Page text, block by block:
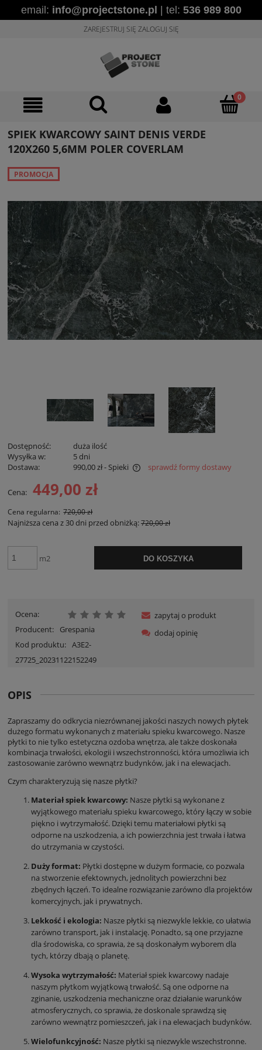
email: info@projectstone.pl | tel: 536 989 800
ZAREJESTRUJ SIĘ ZALOGUJ SIĘ
SPIEK KWARCOWY SAINT DENIS VERDE
120X260 5,6MM POLER COVERLAM
PROMOCJA
Dostępność:
duża ilość
Wysyłka w:
5 dni
Dostawa:
990,00 zł- Spieki
sprawdź formy dostawy
Cena: 449,00 zł
Cena regularna: 720,00 zł
Najniższa cena z 30 dni przed obniżką:720,00 zł
m2 DO KOSZYKA
Ocena:
Producent:
Grespania
Kod produktu: A3E2-
27725_20231122152249
zapytaj o produkt
dodaj opinię
OPIS
Zapraszamy do odkrycia niezrównanej jakości naszych nowych płytek
dużego formatu wykonanych z materiału spieku kwarcowego. Nasze
płytki to nie tylko estetyczna ozdoba wnętrza, ale także doskonała
kombinacja trwałości, ekologii i wszechstronności, która umożliwia ich
zastosowanie zarówno wewnątrz budynków, jak i na elewacjach.
Czym charakteryzują się nasze płytki?
Materiał spiek kwarcowy: Nasze płytki są wykonane z
wyjątkowego materiału spieku kwarcowego, który łączy w sobie
piękno i wytrzymałość. Dzięki temu materiałowi płytki są
odporne na uszkodzenia, a ich powierzchnia jest trwała i łatwa
do utrzymania w czystości.
Duży format: Płytki dostępne w dużym formacie, co pozwala
na stworzenie efektownych, jednolitych powierzchni bez
zbędnych łączeń. To idealne rozwiązanie zarówno dla projektów
komercyjnych, jak i prywatnych.
Lekkość i ekologia: Nasze płytki są niezwykle lekkie, co ułatwia
zarówno transport, jak i instalację. Ponadto, są one przyjazne
dla środowiska, co sprawia, że są doskonałym wyborem dla
tych, którzy dbają o planetę.
Wysoka wytrzymałość: Materiał spiek kwarcowy nadaje
naszym płytkom wyjątkową trwałość. Są one odporne na
zginanie, uszkodzenia mechaniczne oraz działanie warunków
atmosferycznych, co sprawia, że doskonale sprawdzą się
zarówno wewnątrz pomieszczeń, jak i na elewacjach budynków.
Wielofunkcyjność: Nasze płytki są niezwykle wszechstronne.